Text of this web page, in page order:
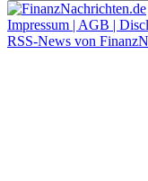
Impressum | AGB |
RSS-News von